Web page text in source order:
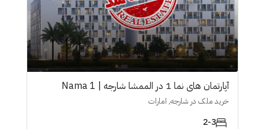
آپارتمان های نما 1 در الممشا شارجە | Nama 1
خرید ملک در شارجه, امارات
2-3